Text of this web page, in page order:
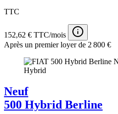
TTC
152,62 € TTC/mois
Après un premier loyer de 2 800 €
Neuf
500 Hybrid Berline